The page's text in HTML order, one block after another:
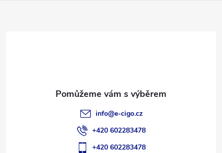
info@e-cigo.cz
+420 602283478
+420 602283478